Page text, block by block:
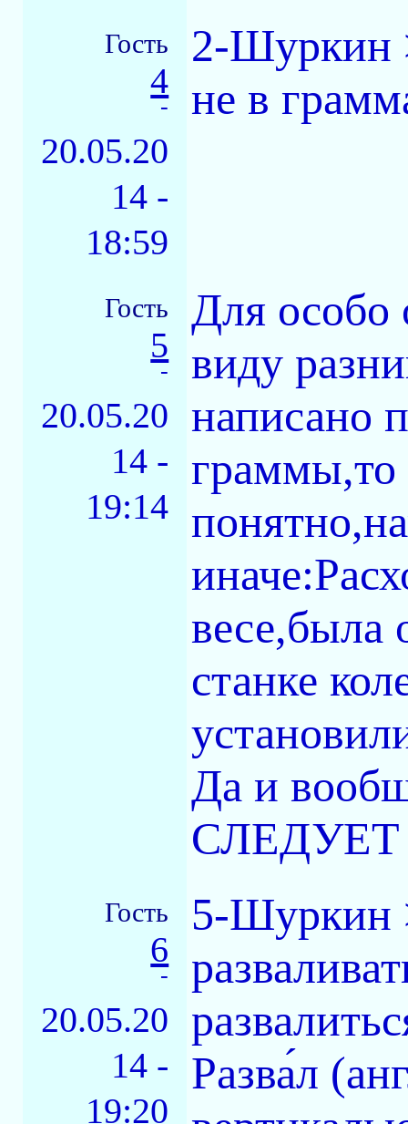
Гость
4
-
20.05.20
14 -
18:59
2-Шуркин
не в
Гость
5
-
20.05.20
14 -
19:14
Для особо
виду
написано
граммы,то
весе,была
станке
Да и
СЛЕДУЕТ
Гость
6
-
20.05.20
14 -
19:20
5-Шуркин
Разва́л